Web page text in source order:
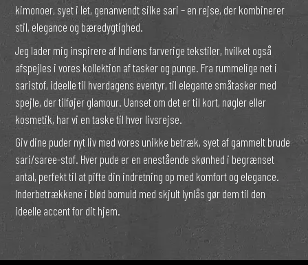
kimonoer, syet i let, genanvendt silke sari – en rejse, der kombinerer
stil, elegance og bæredygtighed.
Jeg lader mig inspirere af Indiens farverige tekstiler, hvilket også
afspejles i vores kollektion af tasker og punge. Fra rummelige net i
saristof, ideelle til hverdagens eventyr, til elegante småtasker med
spejle, der tilføjer glamour. Uanset om det er til kort, nøgler eller
kosmetik, har vi en taske til hver livsrejse.
Giv dine puder nyt liv med vores unikke betræk, syet af gammelt brude
sari/saree-stof. Hver pude er en enestående skønhed i begrænset
antal, perfekt til at pifte din indretning op med komfort og elegance.
Inderbetrækkene i blød bomuld med skjult lynlås gør dem til den
ideelle accent for dit hjem.